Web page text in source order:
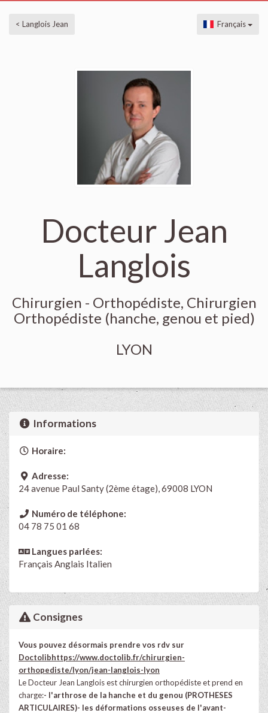
< Langlois Jean Français
Docteur Jean
Langlois
Chirurgien - Orthopédiste, Chirurgien
Orthopédiste (hanche, genou et pied)
LYON
Informations
Horaire:
Adresse:
24 avenue Paul Santy (2ème étage), 69008 LYON
Numéro de téléphone:
04 78 75 01 68
Langues parlées:
Français Anglais Italien
Consignes
Vous pouvez désormais prendre vos rdv sur
Doctolibhttps://www.doctolib.fr/chirurgien-
orthopediste/lyon/jean-langlois-lyon
Le Docteur Jean Langlois est chirurgien orthopédiste et prend en
charge:- l'arthrose de la hanche et du genou (PROTHESES
ARTICULAIRES)- les déformations osseuses de l'avant-